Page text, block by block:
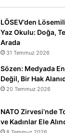
LÖSEV’den
Yaz Okulu: Doğa,
Arada
31 Temmuz 2026
Sözen: Medyada
Değil, Bir Hak
20 Temmuz 2026
NATO Zirvesi’nde
ve Kadınlar Ele